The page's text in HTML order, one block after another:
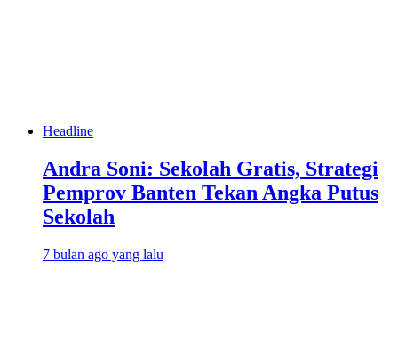
Headline
Andra Soni: Sekolah Gratis, Strategi
Pemprov Banten Tekan Angka Putus
Sekolah
7 bulan ago yang lalu